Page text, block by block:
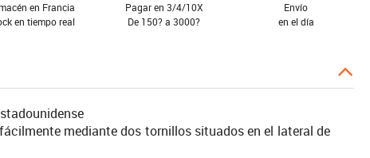
en Francia
en tiempo real
Pagar en 3/4/10X
De 150? a 3000?
Envío
en el día
mediante dos tornillos situados en el lateral de